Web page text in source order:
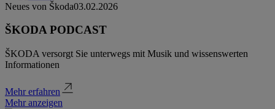
Neues von Škoda03.02.2026
ŠKODA PODCAST
ŠKODA versorgt Sie unterwegs mit Musik und wissenswerten
Informationen
Mehr erfahren
Mehr anzeigen